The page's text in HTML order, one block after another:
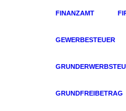
FINANZAMT
GEWERBESTEUER
GRUNDFREIBETRAG